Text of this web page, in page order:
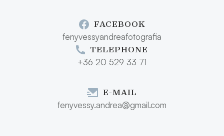
FACEBOOK
fenyvessyandreafotografia
TELEPHONE
+36 20 529 33 71
E-MAIL
fenyvessy.andrea@gmail.com